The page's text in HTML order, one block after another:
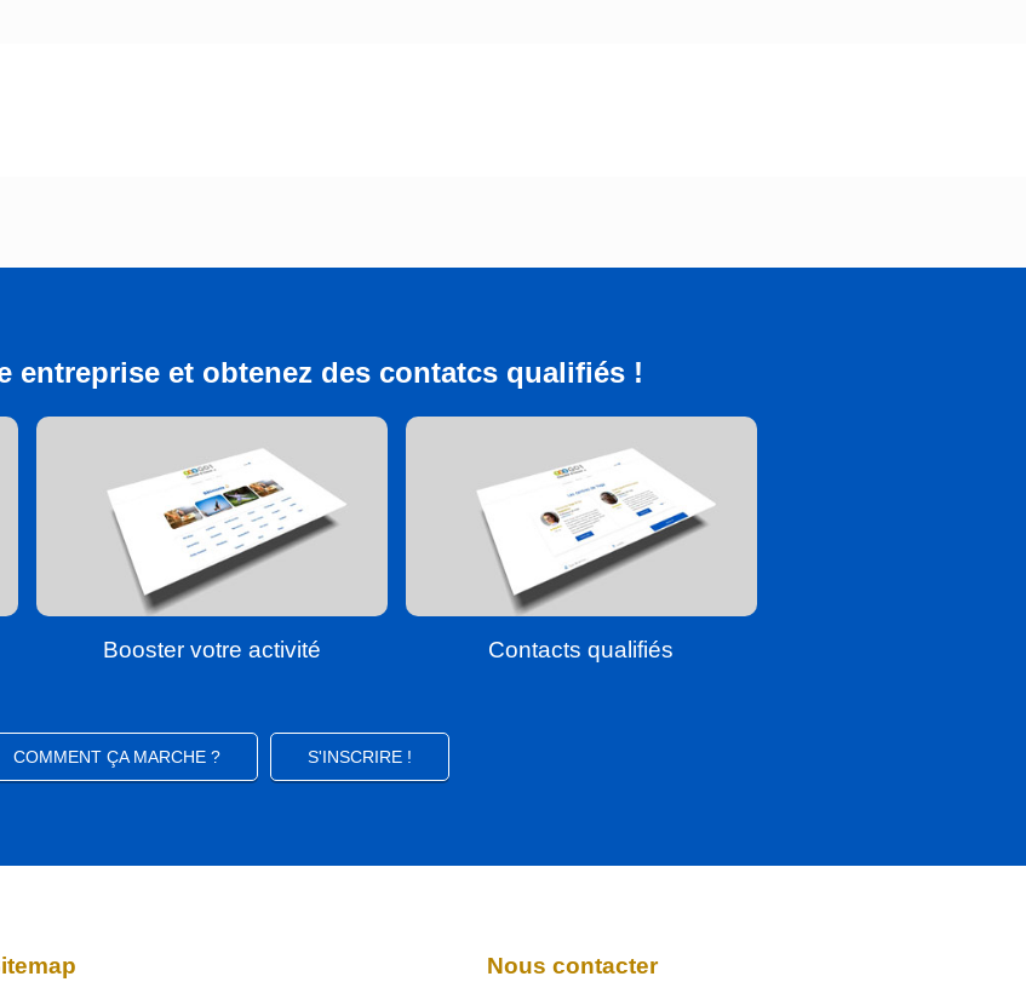
entreprise et obtenez des contatcs qualifiés !
Booster votre activité Contacts qualifiés
COMMENT ÇA MARCHE ? S'INSCRIRE !
Nous contacter